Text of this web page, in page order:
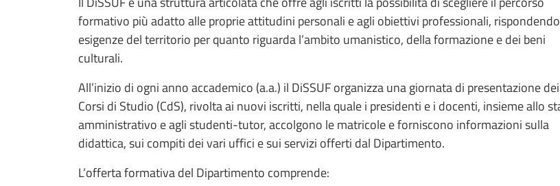
formativo più adatto alle proprie attitudini personali e agli obiettivi professionali,
esigenze del territorio per quanto riguarda l’ambito umanistico, della formazione e dei beni
culturali.
All’inizio di ogni anno accademico (a.a.) il DiSSUF organizza una giornata di presentazione dei
Corsi di Studio (CdS), rivolta ai nuovi iscritti, nella quale i presidenti e i docenti, insieme allo
amministrativo e agli studenti-tutor, accolgono le matricole e forniscono informazioni sulla
didattica, sui compiti dei vari uffici e sui servizi offerti dal Dipartimento.
L’offerta formativa del Dipartimento comprende: